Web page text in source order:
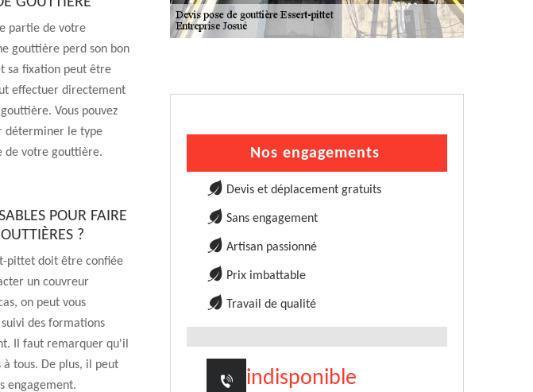
partie de votre
gouttière perd son bon
sa fixation peut être
effectuer directement
Vous pouvez
déterminer le type
de votre gouttière.
POUR FAIRE
?
pittet doit être confiée
un couvreur
on peut vous
des formations
Il faut remarquer qu'il
tous. De plus, il peut
engagement.
Nos engagements
Devis et déplacement gratuits
Sans engagement
Artisan passionné
Prix imbattable
Travail de qualité
indisponible